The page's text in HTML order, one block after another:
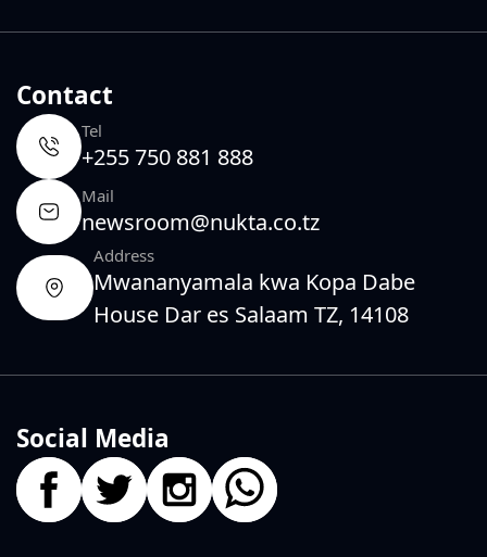
Contact
Tel
+255 750 881 888
Mail
newsroom@nukta.co.tz
Address
Mwananyamala kwa Kopa Dabe
House Dar es Salaam TZ, 14108
Social Media